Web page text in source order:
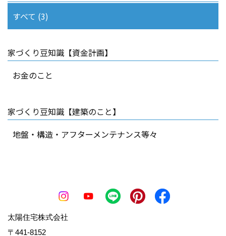
すべて (3)
家づくり豆知識【資金計画】
お金のこと
家づくり豆知識【建築のこと】
地盤・構造・アフターメンテナンス等々
太陽住宅株式会社
〒441-8152